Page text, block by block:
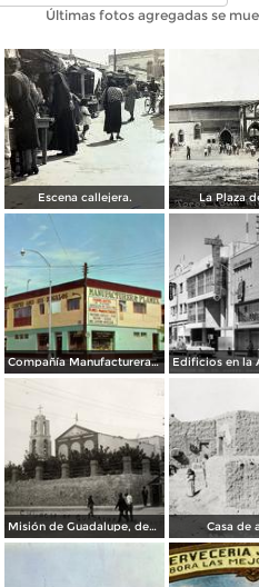
Últimas fotos agregadas se
Escena callejera. La Plaza
Compañía Manufacturera Plamex, en el cruce de Insurgentes y Paraguay
Misión de Guadalupe, depúes de la toma de Ciudad Juárez, durante la Revolución Mexicana Casa de